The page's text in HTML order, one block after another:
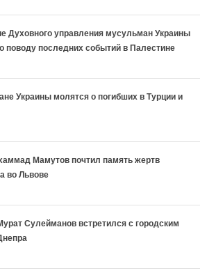
Духовного управления мусульман Украины
поводу последних событий в Палестине
Украины молятся о погибших в Турции и
Мамутов почтил память жертв
во Львове
Сулейманов встретился с городским